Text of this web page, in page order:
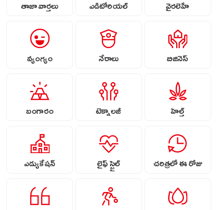
తాజా వార్తలు ఎడిటోరియల్ వైరలెహే
వ్యంగ్యం నేరాలు బిజినెస్
బంగారం టెక్నాలజీ హెల్త్
ఎడ్యుకేషన్ లైఫ్ స్టైల్ చరిత్రలో ఈ రోజు